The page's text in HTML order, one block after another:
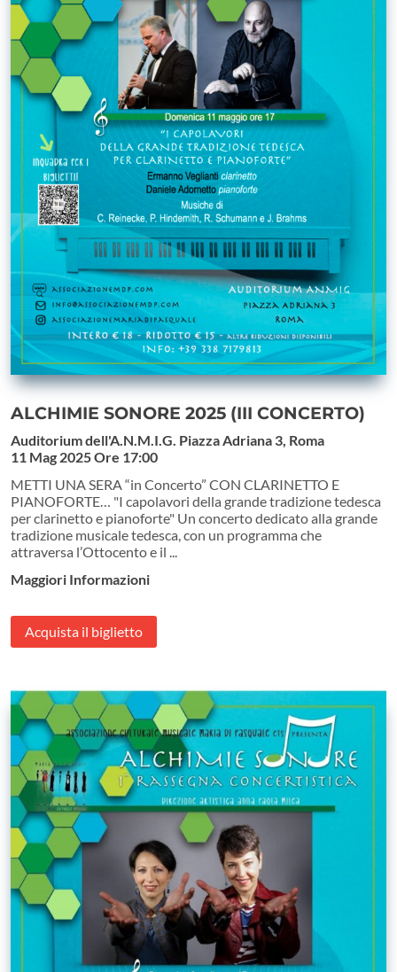
ALCHIMIE SONORE 2025 (III CONCERTO)
Auditorium dell'A.N.M.I.G. Piazza Adriana 3, Roma
11 Mag 2025Ore 17:00
METTI UNA SERA “in Concerto” CON CLARINETTO E
PIANOFORTE… "I capolavori della grande tradizione tedesca
per clarinetto e pianoforte" Un concerto dedicato alla grande
tradizione musicale tedesca, con un programma che
attraversa l’Ottocento e il ...
Maggiori Informazioni
Acquista il biglietto